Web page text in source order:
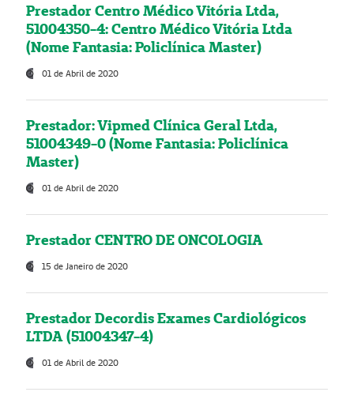
Prestador Centro Médico Vitória Ltda,
51004350-4: Centro Médico Vitória Ltda
(Nome Fantasia: Policlínica Master)
01 de Abril de 2020
Prestador: Vipmed Clínica Geral Ltda,
51004349-0 (Nome Fantasia: Policlínica
Master)
01 de Abril de 2020
Prestador CENTRO DE ONCOLOGIA
15 de Janeiro de 2020
Prestador Decordis Exames Cardiológicos
LTDA (51004347-4)
01 de Abril de 2020